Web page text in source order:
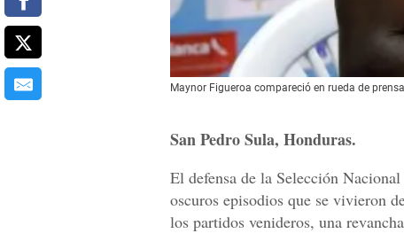
Maynor Figueroa compareció en rueda de
San Pedro Sula, Honduras.
El defensa de la Selección
oscuros episodios que se vivieron
los partidos venideros, una